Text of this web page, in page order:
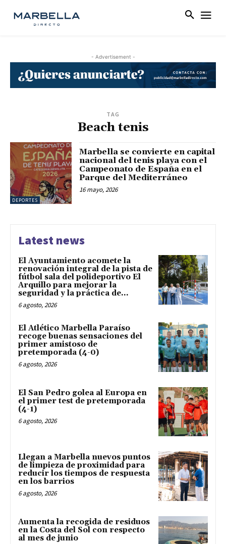
- Advertisement -
TAG
Beach tenis
DEPORTES
Marbella se convierte en capital
nacional del tenis playa con el
Campeonato de España en el
Parque del Mediterráneo
16 mayo, 2026
Latest news
El Ayuntamiento acomete la
renovación integral de la pista de
fútbol sala del polideportivo El
Arquillo para mejorar la
seguridad y la práctica de...
6 agosto, 2026
El Atlético Marbella Paraíso
recoge buenas sensaciones del
primer amistoso de
pretemporada (4-0)
6 agosto, 2026
El San Pedro golea al Europa en
el primer test de pretemporada
(4-1)
6 agosto, 2026
Llegan a Marbella nuevos puntos
de limpieza de proximidad para
reducir los tiempos de respuesta
en los barrios
6 agosto, 2026
Aumenta la recogida de residuos
en la Costa del Sol con respecto
al mes de junio